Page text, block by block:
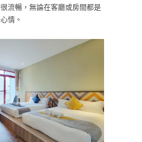
流暢，無論在客廳或房間都是
情。